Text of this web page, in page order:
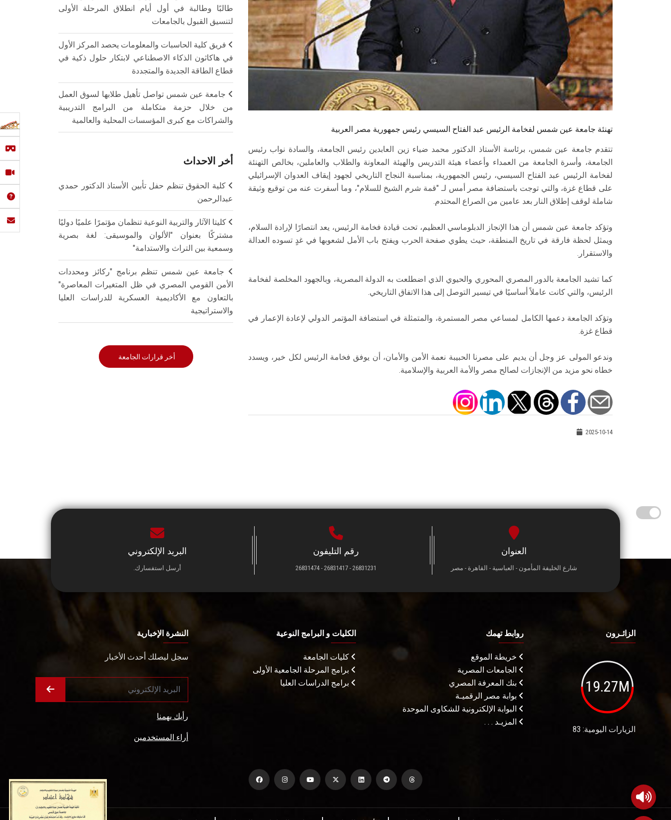
تهنئة جامعة عين شمس لفخامة الرئيس عبد الفتاح السيسي رئيس جمهورية مصر العربية
تتقدم جامعة عين شمس، برئاسة الأستاذ الدكتور محمد ضياء زين العابدين رئيس الجامعة، والسادة نواب رئيس
الجامعة، وأسرة الجامعة من العمداء وأعضاء هيئة التدريس والهيئة المعاونة والطلاب والعاملين، بخالص التهنئة
لفخامة الرئيس عبد الفتاح السيسي، رئيس الجمهورية، بمناسبة النجاح التاريخي لجهود إيقاف العدوان الإسرائيلي
على قطاع غزة، والتي توجت باستضافة مصر أمس لـ "قمة شرم الشيخ للسلام"، وما أسفرت عنه من توقيع وثيقة
شاملة لوقف إطلاق النار بعد عامين من الصراع المحتدم.
وتؤكد جامعة عين شمس أن هذا الإنجاز الدبلوماسي العظيم، تحت قيادة فخامة الرئيس، يعد انتصارًا لإرادة السلام،
ويمثل لحظة فارقة في تاريخ المنطقة، حيث يطوي صفحة الحرب ويفتح باب الأمل لشعوبها في غدٍ تسوده العدالة
والاستقرار.
كما تشيد الجامعة بالدور المصري المحوري والحيوي الذي اضطلعت به الدولة المصرية، وبالجهود المخلصة لفخامة
الرئيس، والتي كانت عاملاً أساسيًا في تيسير التوصل إلى هذا الاتفاق التاريخي.
وتؤكد الجامعة دعمها الكامل لمساعي مصر المستمرة، والمتمثلة في استضافة المؤتمر الدولي لإعادة الإعمار في
قطاع غزة.
وندعو المولى عز وجل أن يديم على مصرنا الحبيبة نعمة الأمن والأمان، أن يوفق فخامة الرئيس لكل خير، ويسدد
خطاه نحو مزيد من الإنجازات لصالح مصر والأمة العربية والإسلامية.
2025-10-14
طالبًا وطالبة في أول أيام انطلاق المرحلة الأولى
لتنسيق القبول بالجامعات
فريق كلية الحاسبات والمعلومات يحصد المركز الأول
في هاكاثون الذكاء الاصطناعي لابتكار حلول ذكية في
قطاع الطاقة الجديدة والمتجددة
جامعة عين شمس تواصل تأهيل طلابها لسوق العمل
من خلال حزمة متكاملة من البرامج التدريبية
والشراكات مع كبرى المؤسسات المحلية والعالمية
أخر الاحداث
كلية الحقوق تنظم حفل تأبين الأستاذ الدكتور حمدي
عبدالرحمن
كليتا الآثار والتربية النوعية تنظمان مؤتمرًا علميًا دوليًا
مشتركًا بعنوان "الألوان والموسيقى: لغة بصرية
وسمعية بين التراث والاستدامة"
جامعة عين شمس تنظم برنامج "ركائز ومحددات
الأمن القومي المصري في ظل المتغيرات المعاصرة"
بالتعاون مع الأكاديمية العسكرية للدراسات العليا
والاستراتيجية
أخر قرارات الجامعة
العنوان
شارع الخليفة المأمون - العباسية - القاهرة - مصر
رقم التليفون
26831231 - 26831417 - 26831474
البريد الإلكتروني
أرسل استفسارك.
الزائـرون
19.27M
الزيارات اليومية: 83
روابط تهمك
خريطة الموقع
الجامعات المصرية
بنك المعرفة المصري
بوابة مصر الرقميـة
البوابة الإلكترونية للشكاوى الموحدة
المزيـد . . .
الكليات و البرامج النوعية
كليات الجامعة
برامج المرحلة الجامعية الأولى
برامج الدراسات العليا
النشرة الإخبارية
سجل ليصلك أحدث الأخبار
رأيك يهمنا
أراء المستخدمين